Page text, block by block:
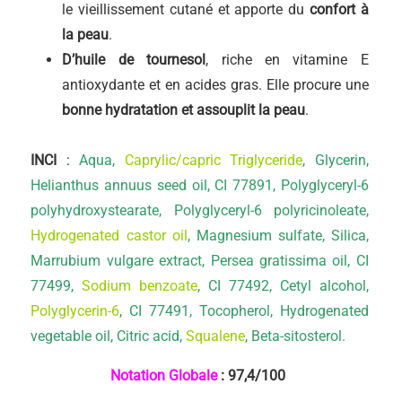
le vieillissement cutané et apporte duconfort à
la peau.
D’huile de tournesol, riche en vitamine E
antioxydante et en acides gras. Elle procure une
bonne hydratation et assouplit la peau.
INCI :Aqua, Caprylic/capric Triglyceride, Glycerin,
Helianthus annuus seed oil, CI 77891, Polyglyceryl-6
polyhydroxystearate, Polyglyceryl-6 polyricinoleate,
Hydrogenated castor oil, Magnesium sulfate, Silica,
Marrubium vulgare extract, Persea gratissima oil, CI
77499,Sodium benzoate, CI 77492, Cetyl alcohol,
Polyglycerin-6, CI 77491, Tocopherol, Hydrogenated
vegetable oil, Citric acid,Squalene, Beta-sitosterol.
Notation Globale: 97,4/100